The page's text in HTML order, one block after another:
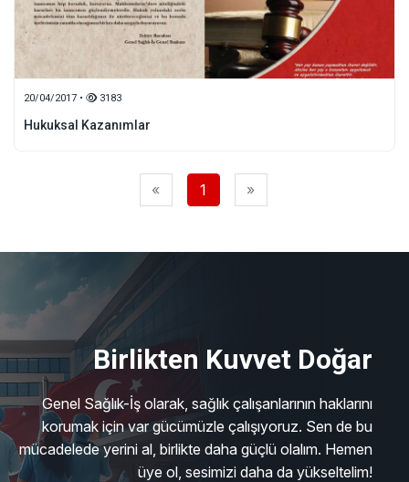
20/04/2017 • 3183
Hukuksal Kazanımlar
« 1 »
Birlikten Kuvvet Doğar
Genel Sağlık-İş olarak, sağlık çalışanlarının haklarını
korumak için var gücümüzle çalışıyoruz. Sen de bu
mücadelede yerini al, birlikte daha güçlü olalım. Hemen
üye ol, sesimizi daha da yükseltelim!